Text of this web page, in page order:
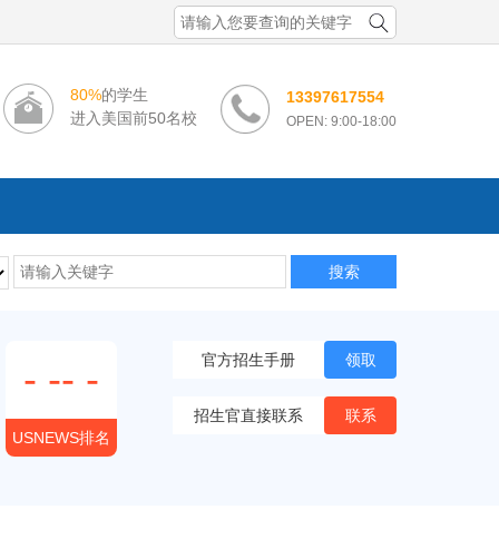
80%的学生
进入美国前50名校
13397617554
OPEN: 9:00-18:00
搜索
官方招生手册 领取
招生官直接联系 联系
- -- -
USNEWS排名